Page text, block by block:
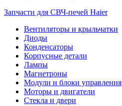
Запчасти для СВЧ-печей Haier
Вентиляторы и крыльчатки
Диоды
Конденсаторы
Корпусные детали
Лампы
Магнетроны
Модули и блоки управления
Моторы и двигатели
Стекла и двери